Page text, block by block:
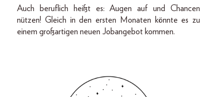
Auch beruflich heißt es: Augen auf und Chancen
nützen! Gleich in den ersten Monaten könnte es zu
einem großartigen neuen Jobangebot kommen.